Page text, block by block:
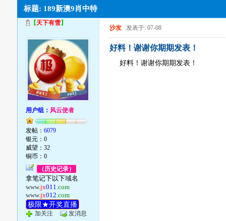
标题: 189新澳9肖中特
【天下有雪】
用户组： 风云使者
发帖：6079
银元：0
威望：32
铜币：0
（历史记录）
拿笔记下以下域名
www.jx011.com
www.jx012.com
极限★开奖直播
加关注 发消息
沙发 发表于: 07-08
好料！谢谢你期期发表！
好料！谢谢你期期发表！